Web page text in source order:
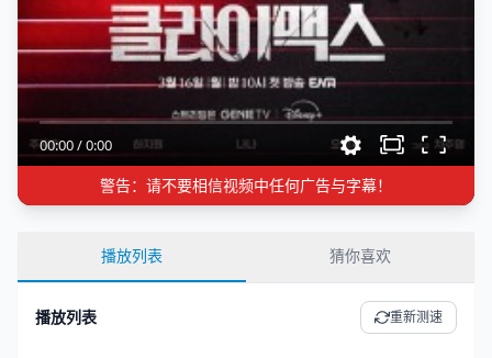
00:00/0:00
警告：请不要相信视频中任何广告与字幕！
播放列表 猜你喜欢
播放列表 重新测速